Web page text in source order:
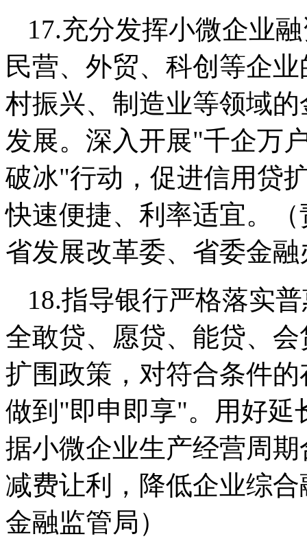
17.充分发挥小微企业
民营、外贸、科创等企
村振兴、制造业等领域
发展。深入开展"千企万
破冰"行动，促进信用贷
快速便捷、利率适宜。
省发展改革委、省委金融
18.指导银行严格落实
全敢贷、愿贷、能贷、
扩围政策，对符合条件
做到"即申即享"。用好延
据小微企业生产经营周
减费让利，降低企业综
金融监管局）